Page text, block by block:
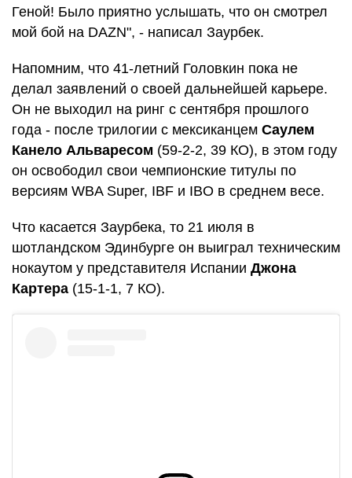
Геной! Было приятно услышать, что он смотрел
мой бой на DAZN", - написал Заурбек.
Напомним, что 41-летний Головкин пока не
делал заявлений о своей дальнейшей карьере.
Он не выходил на ринг с сентября прошлого
года - после трилогии с мексиканцем Саулем
Канело Альваресом (59-2-2, 39 КО), в этом году
он освободил свои чемпионские титулы по
версиям WBA Super, IBF и IBO в среднем весе.
Что касается Заурбека, то 21 июля в
шотландском Эдинбурге он выиграл техническим
нокаутом у представителя Испании Джона
Картера (15-1-1, 7 КО).